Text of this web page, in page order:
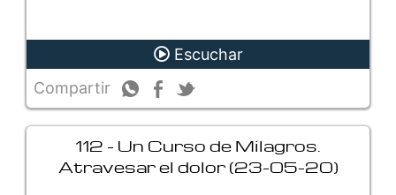
Escuchar
Compartir
112 - Un Curso de Milagros.
Atravesar el dolor (23-05-20)